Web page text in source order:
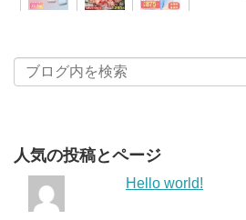
人気の投稿とページ
Hello world!